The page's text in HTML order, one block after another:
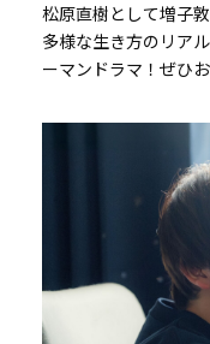
松原直樹として増子
多様な生き方のリア
ーマンドラマ！ぜひ